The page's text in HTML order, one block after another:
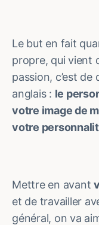
Le but en fait
propre, qui vient
passion, c’est de
anglais : le
votre image de
votre
Mettre en avant
et de travailler
général, on va